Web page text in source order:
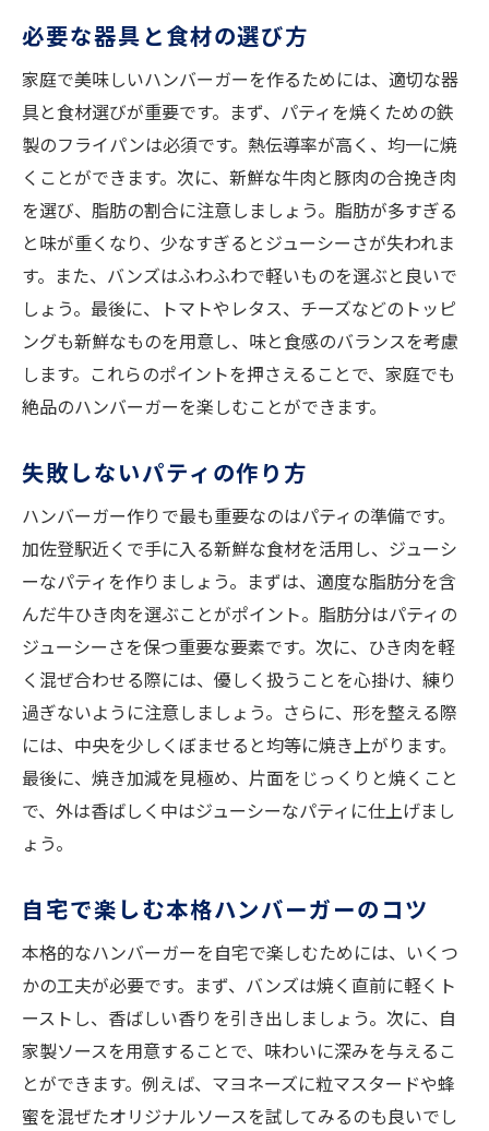
必要な器具と食材の選び方
家庭で美味しいハンバーガーを作るためには、適切な器
具と食材選びが重要です。まず、パティを焼くための鉄
製のフライパンは必須です。熱伝導率が高く、均一に焼
くことができます。次に、新鮮な牛肉と豚肉の合挽き肉
を選び、脂肪の割合に注意しましょう。脂肪が多すぎる
と味が重くなり、少なすぎるとジューシーさが失われま
す。また、バンズはふわふわで軽いものを選ぶと良いで
しょう。最後に、トマトやレタス、チーズなどのトッピ
ングも新鮮なものを用意し、味と食感のバランスを考慮
します。これらのポイントを押さえることで、家庭でも
絶品のハンバーガーを楽しむことができます。
失敗しないパティの作り方
ハンバーガー作りで最も重要なのはパティの準備です。
加佐登駅近くで手に入る新鮮な食材を活用し、ジューシ
ーなパティを作りましょう。まずは、適度な脂肪分を含
んだ牛ひき肉を選ぶことがポイント。脂肪分はパティの
ジューシーさを保つ重要な要素です。次に、ひき肉を軽
く混ぜ合わせる際には、優しく扱うことを心掛け、練り
過ぎないように注意しましょう。さらに、形を整える際
には、中央を少しくぼませると均等に焼き上がります。
最後に、焼き加減を見極め、片面をじっくりと焼くこと
で、外は香ばしく中はジューシーなパティに仕上げまし
ょう。
自宅で楽しむ本格ハンバーガーのコツ
本格的なハンバーガーを自宅で楽しむためには、いくつ
かの工夫が必要です。まず、バンズは焼く直前に軽くト
ーストし、香ばしい香りを引き出しましょう。次に、自
家製ソースを用意することで、味わいに深みを与えるこ
とができます。例えば、マヨネーズに粒マスタードや蜂
蜜を混ぜたオリジナルソースを試してみるのも良いでし